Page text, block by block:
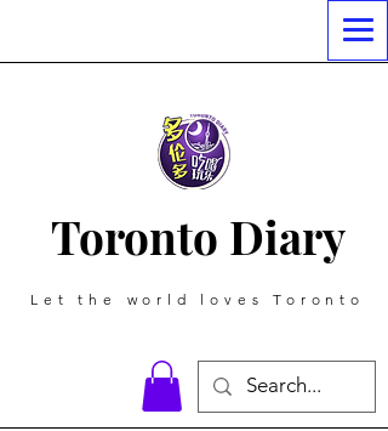
Toronto Diary
Let the world loves Toronto